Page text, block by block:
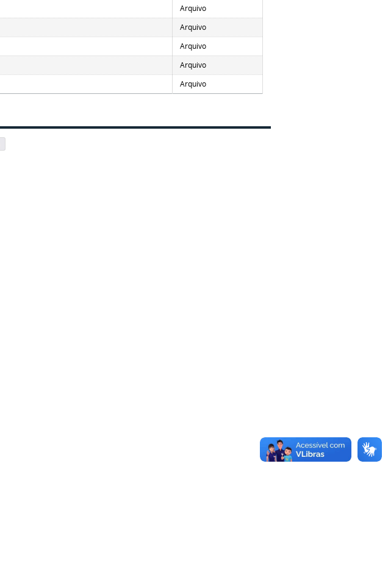
Arquivo
Arquivo
Arquivo
Arquivo
Arquivo